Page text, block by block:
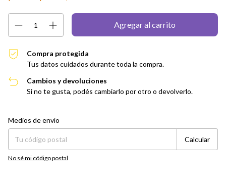
Compra protegida
Tus datos cuidados durante toda la compra.
Cambios y devoluciones
Si no te gusta, podés cambiarlo por otro o devolverlo.
Entregas para el CP:
Medios de envío
Calcular
No sé mi código postal